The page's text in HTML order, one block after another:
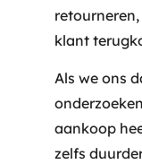
klant
Als we ons
aankoop
zelfs